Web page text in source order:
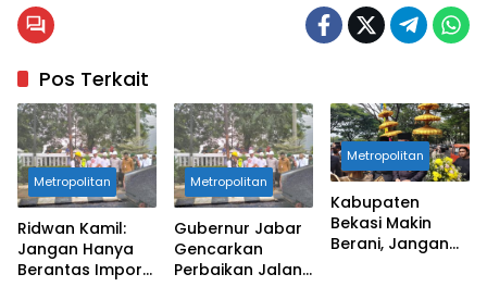
Pos Terkait
Metropolitan
Ridwan Kamil:
Jangan Hanya
Berantas Impor
Metropolitan
Gubernur Jabar
Gencarkan
Perbaikan Jalan,
Metropolitan
Kabupaten
Bekasi Makin
Berani, Jangan